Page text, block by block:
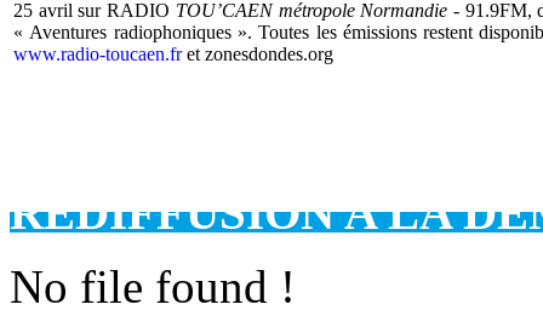
25 avril surRADIO TOU’CAEN métropole Normandie - 91.9FM,
« Aventures radiophoniques ». Toutes les émissions restent
www.radio-toucaen.fret zonesdondes.org
REDIFFUSION A LA
No file found !